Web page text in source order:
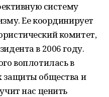
систему
Ее координирует
комитет,
в 2006 году.
воплотилась в
защиты общества и
нас ценить